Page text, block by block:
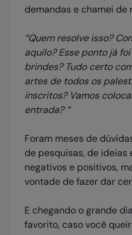
demandas e chamei de
“Quem resolve isso?
aquilo? Esse ponto já
brindes? Tudo certo
artes de todos os
inscritos? Vamos
entrada? “
Foram meses de
de pesquisas, de ideias
negativos e positivos,
vontade de fazer dar
E chegando o grande
favorito, caso você